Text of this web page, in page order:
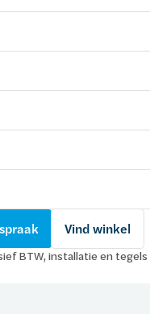
Vind winkel
BTW, installatie en tegels